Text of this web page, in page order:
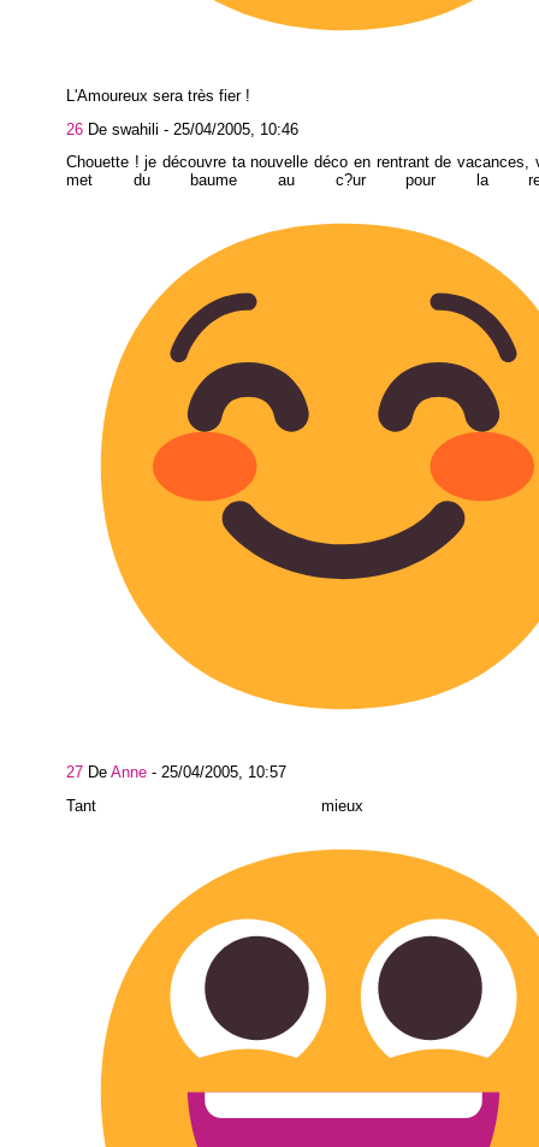
L'Amoureux sera très fier !
26 De swahili - 25/04/2005, 10:46
Chouette ! je découvre ta nouvelle déco en rentrant de vacances,
met du baume au c?ur pour la
27 De Anne - 25/04/2005, 10:57
Tant mieux